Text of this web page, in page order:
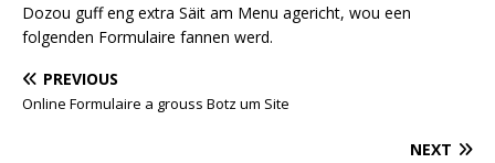
Dozou guff eng extra Säit am Menu agericht, wou een
folgenden Formulaire fannen werd.
PREVIOUS
Online Formulaire a grouss Botz um Site
NEXT